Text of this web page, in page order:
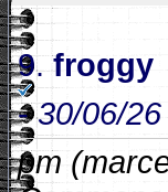
9.froggy
-30/06/
pm